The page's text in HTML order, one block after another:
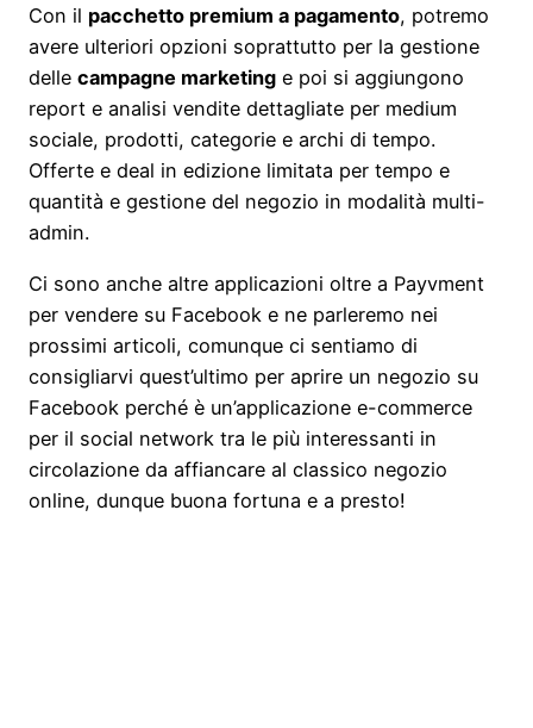
Con il pacchetto premium a pagamento, potremo
avere ulteriori opzioni soprattutto per la gestione
delle campagne marketing e poi si aggiungono
report e analisi vendite dettagliate per medium
sociale, prodotti, categorie e archi di tempo.
Offerte e deal in edizione limitata per tempo e
quantità e gestione del negozio in modalità multi-
admin.
Ci sono anche altre applicazioni oltre a Payvment
per vendere su Facebook e ne parleremo nei
prossimi articoli, comunque ci sentiamo di
consigliarvi quest’ultimo per aprire un negozio su
Facebook perché è un’applicazione e-commerce
per il social network tra le più interessanti in
circolazione da affiancare al classico negozio
online, dunque buona fortuna e a presto!